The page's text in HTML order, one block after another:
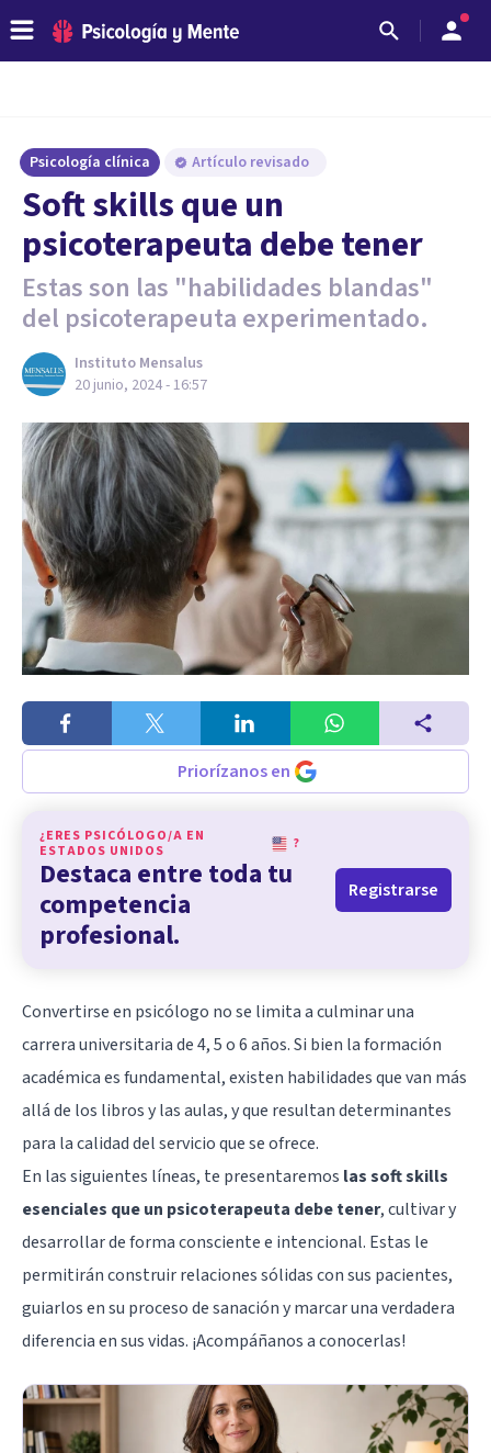
Psicología clínica Artículo revisado
Soft skills que un
psicoterapeuta debe tener
Estas son las "habilidades blandas"
del psicoterapeuta experimentado.
Instituto Mensalus
20 junio, 2024 - 16:57
Priorízanos en
¿ERES PSICÓLOGO/A EN
ESTADOS UNIDOS
?
Destaca entre toda tu
competencia
profesional.
Registrarse
Convertirse en psicólogo no se limita a culminar una
carrera universitaria de 4, 5 o 6 años. Si bien la formación
académica es fundamental, existen habilidades que van más
allá de los libros y las aulas, y que resultan determinantes
para la calidad del servicio que se ofrece.
En las siguientes líneas, te presentaremos las soft skills
esenciales que un psicoterapeuta debe tener, cultivar y
desarrollar de forma consciente e intencional. Estas le
permitirán construir relaciones sólidas con sus pacientes,
guiarlos en su proceso de sanación y marcar una verdadera
diferencia en sus vidas. ¡Acompáñanos a conocerlas!